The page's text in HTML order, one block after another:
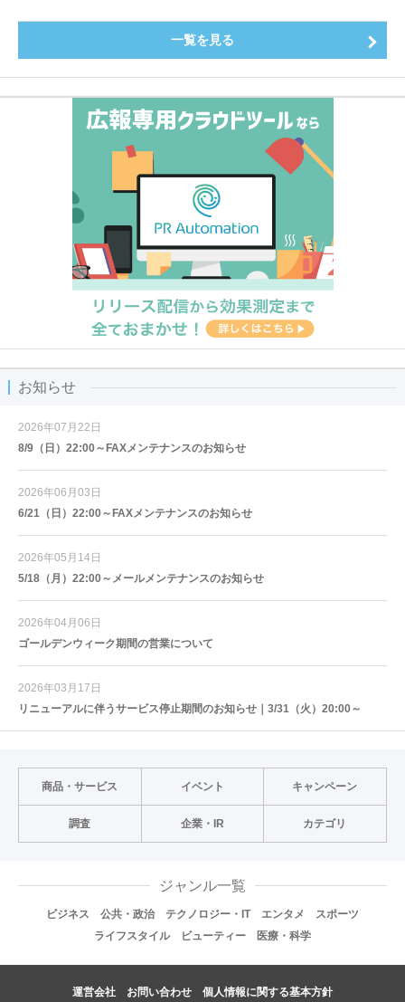
一覧を見る
お知らせ
2026年07月22日
8/9（日）22:00～FAXメンテナンスのお知らせ
2026年06月03日
6/21（日）22:00～FAXメンテナンスのお知らせ
2026年05月14日
5/18（月）22:00～メールメンテナンスのお知らせ
2026年04月06日
ゴールデンウィーク期間の営業について
2026年03月17日
リニューアルに伴うサービス停止期間のお知らせ｜3/31（火）20:00～
商品・サービス イベント キャンペーン
調査 企業・IR カテゴリ
ジャンル一覧
ビジネス 公共・政治 テクノロジー・IT エンタメ
スポーツ
ライフスタイル
ビューティー 医療・科学
運営会社 お問い合わせ 個人情報に関する基本方針